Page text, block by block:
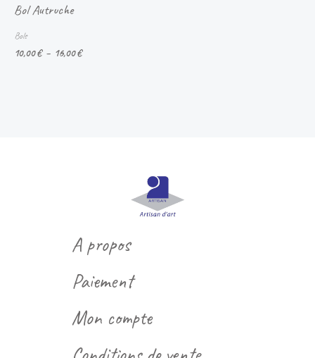
Bol Autruche
Bols
10,00€ – 16,00€
A propos
Paiement
Mon compte